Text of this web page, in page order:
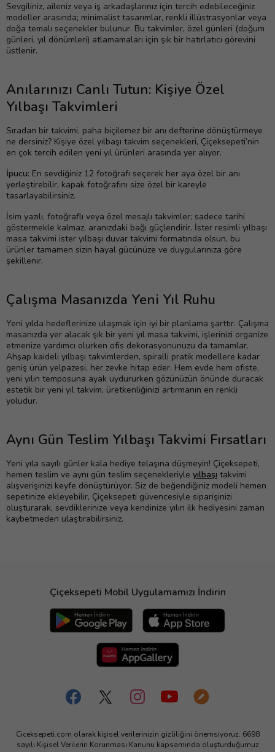
Sevgiliniz, aileniz veya iş arkadaşlarınız için tercih edebileceğiniz
modeller arasında; minimalist tasarımlar, renkli illüstrasyonlar veya
doğa temalı seçenekler bulunur. Bu takvimler, özel günleri (doğum
günleri, yıl dönümleri) atlamamaları için şık bir hatırlatıcı görevini
üstlenir.
Anılarınızı Canlı Tutun: Kişiye Özel
Yılbaşı Takvimleri
Sıradan bir takvimi, paha biçilemez bir anı defterine dönüştürmeye
ne dersiniz? Kişiye özel yılbaşı takvim seçenekleri, Çiçeksepeti’nin
en çok tercih edilen yeni yıl ürünleri arasında yer alıyor.
İpucu: En sevdiğiniz 12 fotoğrafı seçerek her aya özel bir anı
yerleştirebilir, kapak fotoğrafını size özel bir kareyle
tasarlayabilirsiniz.
İsim yazılı, fotoğraflı veya özel mesajlı takvimler; sadece tarihi
göstermekle kalmaz, aranızdaki bağı güçlendirir. İster resimli yılbaşı
masa takvimi ister yılbaşı duvar takvimi formatında olsun, bu
ürünler tamamen sizin hayal gücünüze ve duygularınıza göre
şekillenir.
Çalışma Masanızda Yeni Yıl Ruhu
Yeni yılda hedeflerinize ulaşmak için iyi bir planlama şarttır. Çalışma
masanızda yer alacak şık bir yeni yıl masa takvimi, işlerinizi organize
etmenize yardımcı olurken ofis dekorasyonunuzu da tamamlar.
Ahşap kaideli yılbaşı takvimlerden, spiralli pratik modellere kadar
geniş ürün yelpazesi, her zevke hitap eder. Hem evde hem ofiste,
yeni yılın temposuna ayak uydururken gözünüzün önünde duracak
estetik bir yeni yıl takvim, üretkenliğinizi artırmanın en renkli
yoludur.
Aynı Gün Teslim Yılbaşı Takvimi Fırsatları
Yeni yıla sayılı günler kala hediye telaşına düşmeyin! Çiçeksepeti,
hemen teslim ve aynı gün teslim seçenekleriyle yılbaşı takvimi
alışverişinizi keyfe dönüştürüyor. Siz de beğendiğiniz modeli hemen
sepetinize ekleyebilir, Çiçeksepeti güvencesiyle siparişinizi
oluşturarak, sevdiklerinize veya kendinize yılın ilk hediyesini zaman
kaybetmeden ulaştırabilirsiniz.
Çiçeksepeti Mobil Uygulamamızı İndirin
Ciceksepeti.com olarak kişisel verilerinizin gizliliğini önemsiyoruz. 6698
sayılı Kişisel Verilerin Korunması Kanunu kapsamında oluşturduğumuz